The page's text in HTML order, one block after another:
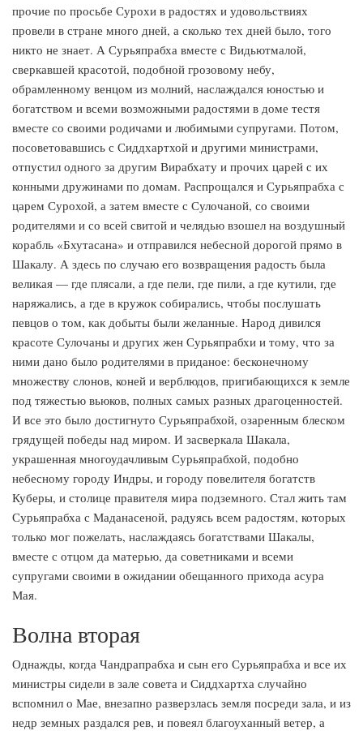
прочие по просьбе Сурохи в радостях и удовольствиях
провели в стране много дней, а сколько тех дней было, того
никто не знает. А Сурьяпрабха вместе с Видьютмалой,
сверкавшей красотой, подобной грозовому небу,
обрамленному венцом из молний, наслаждался юностью и
богатством и всеми возможными радостями в доме тестя
вместе со своими родичами и любимыми супругами. Потом,
посоветовавшись с Сиддхартхой и другими министрами,
отпустил одного за другим Вирабхату и прочих царей с их
конными дружинами по домам. Распрощался и Сурьяпрабха с
царем Сурохой, а затем вместе с Сулочаной, со своими
родителями и со всей свитой и челядью взошел на воздушный
корабль «Бхутасана» и отправился небесной дорогой прямо в
Шакалу. А здесь по случаю его возвращения радость была
великая — где плясали, а где пели, где пили, а где кутили, где
наряжались, а где в кружок собирались, чтобы послушать
певцов о том, как добыты были желанные. Народ дивился
красоте Сулочаны и других жен Сурьяпрабхи и тому, что за
ними дано было родителями в приданое: бесконечному
множеству слонов, коней и верблюдов, пригибающихся к земле
под тяжестью вьюков, полных самых разных драгоценностей.
И все это было достигнуто Сурьяпрабхой, озаренным блеском
грядущей победы над миром. И засверкала Шакала,
украшенная многоудачливым Сурьяпрабхой, подобно
небесному городу Индры, и городу повелителя богатств
Куберы, и столице правителя мира подземного. Стал жить там
Сурьяпрабха с Маданасеной, радуясь всем радостям, которых
только мог пожелать, наслаждаясь богатствами Шакалы,
вместе с отцом да матерью, да советниками и всеми
супругами своими в ожидании обещанного прихода асура
Мая.
Волна вторая
Однажды, когда Чандрапрабха и сын его Сурьяпрабха и все их
министры сидели в зале совета и Сиддхартха случайно
вспомнил о Мае, внезапно разверзлась земля посреди зала, и из
недр земных раздался рев, и повеял благоуханный ветер, а